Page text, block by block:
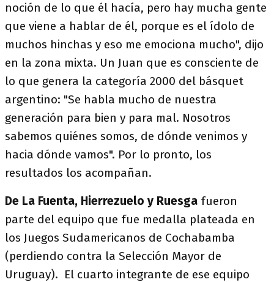
noción de lo que él hacía, pero hay mucha gente
que viene a hablar de él, porque es el ídolo de
muchos hinchas y eso me emociona mucho", dijo
en la zona mixta. Un Juan que es consciente de
lo que genera la categoría 2000 del básquet
argentino: "Se habla mucho de nuestra
generación para bien y para mal. Nosotros
sabemos quiénes somos, de dónde venimos y
hacia dónde vamos". Por lo pronto, los
resultados los acompañan.
De La Fuenta, Hierrezuelo y Ruesga fueron
parte del equipo que fue medalla plateada en
los Juegos Sudamericanos de Cochabamba
(perdiendo contra la Selección Mayor de
Uruguay). El cuarto integrante de ese equipo